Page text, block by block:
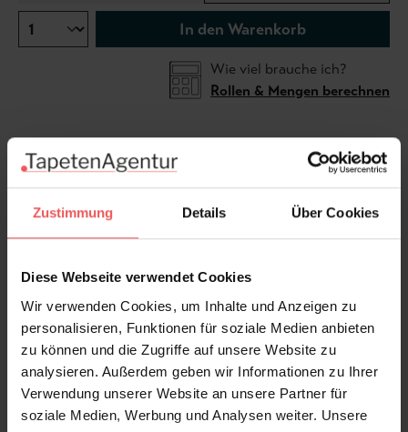
Zustimmung Details Über Cookies
Diese Webseite verwendet Cookies
Wir verwenden Cookies, um Inhalte und Anzeigen zu
personalisieren, Funktionen für soziale Medien anbieten
zu können und die Zugriffe auf unsere Website zu
analysieren. Außerdem geben wir Informationen zu Ihrer
Verwendung unserer Website an unsere Partner für
soziale Medien, Werbung und Analysen weiter. Unsere
In den Warenkorb
Wie viel brauche ich?
Rollen & Mengen berechnen
Zarte Muster und romantisches Flair sind genau Ihr
Ding? Dann ist die Tapete Nyborg, col. 14 aus der
ANNO-Kollektion wahrscheinlich eines Ihrer neuen
Lieblingsstücke, die an Ihren vier Wänden einziehen
Brüsseler Spitze anmutet, präsentiert sich in feiner
Rautenanordnung. Das Weiß des Spitzenmusters
kommt durch die Hintergrundfarben Rot und Blau
hervorragend zur Geltung, ohne aufdringlich zu
wirken.
Produktdetails